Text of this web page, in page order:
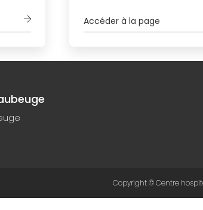
Accéder à la page
Copyright © Centre